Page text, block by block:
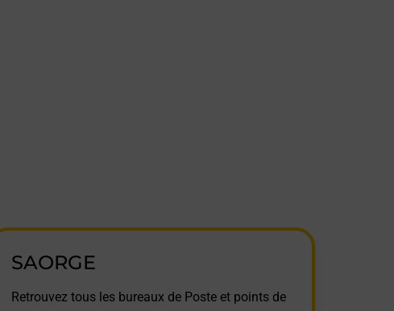
SAORGE
Retrouvez tous les bureaux de Poste et points de